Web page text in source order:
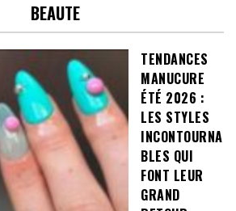
BEAUTE
TENDANCES
MANUCURE
ÉTÉ 2026 :
LES STYLES
INCONTOURNA
BLES QUI
FONT LEUR
GRAND